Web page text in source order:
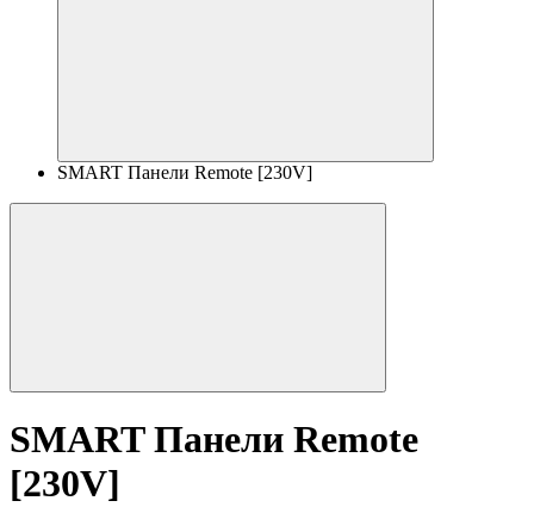
SMART Панели Remote [230V]
SMART Панели Remote
[230V]